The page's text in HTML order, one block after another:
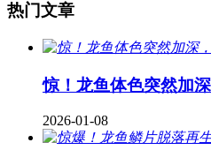
热门文章
惊！龙鱼体色突然加
2026-01-08